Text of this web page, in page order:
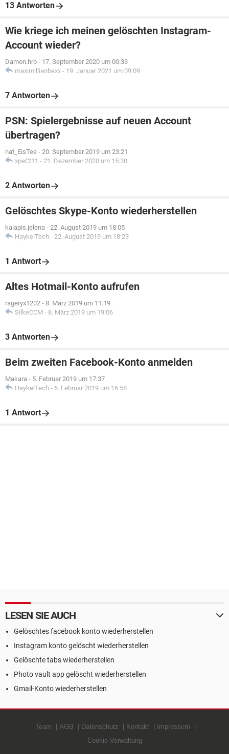
13 Antworten
Wie kriege ich meinen gelöschten Instagram-
Account wieder?
Damon.hrb - 17. September 2020 um 00:33
maximillianbexx - 19. Januar 2021 um 09:09
7 Antworten
PSN: Spielergebnisse auf neuen Account
übertragen?
nat_EisTee - 20. September 2019 um 23:21
xpeCt11 - 21. Dezember 2020 um 15:30
2 Antworten
Gelöschtes Skype-Konto wiederherstellen
kalapis.jelena - 22. August 2019 um 18:05
HaykelTech - 22. August 2019 um 18:23
1 Antwort
Altes Hotmail-Konto aufrufen
rageryx1202 - 8. März 2019 um 11:19
SilkeCCM - 8. März 2019 um 19:06
3 Antworten
Beim zweiten Facebook-Konto anmelden
Makara - 5. Februar 2019 um 17:37
HaykelTech - 6. Februar 2019 um 16:58
1 Antwort
LESEN SIE AUCH
Gelöschtes facebook konto wiederherstellen
Instagram konto gelöscht wiederherstellen
Gelöschte tabs wiederherstellen
Photo vault app gelöscht wiederherstellen
Gmail-Konto wiederherstellen
Team AGB Datenschutz Kontakt
Impressum
Cookie-Verwaltung